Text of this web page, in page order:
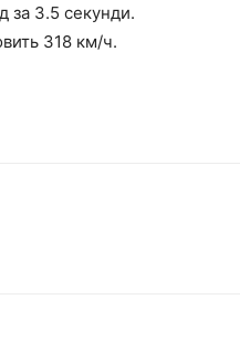
за 3.5 секунди.
318 км/ч.